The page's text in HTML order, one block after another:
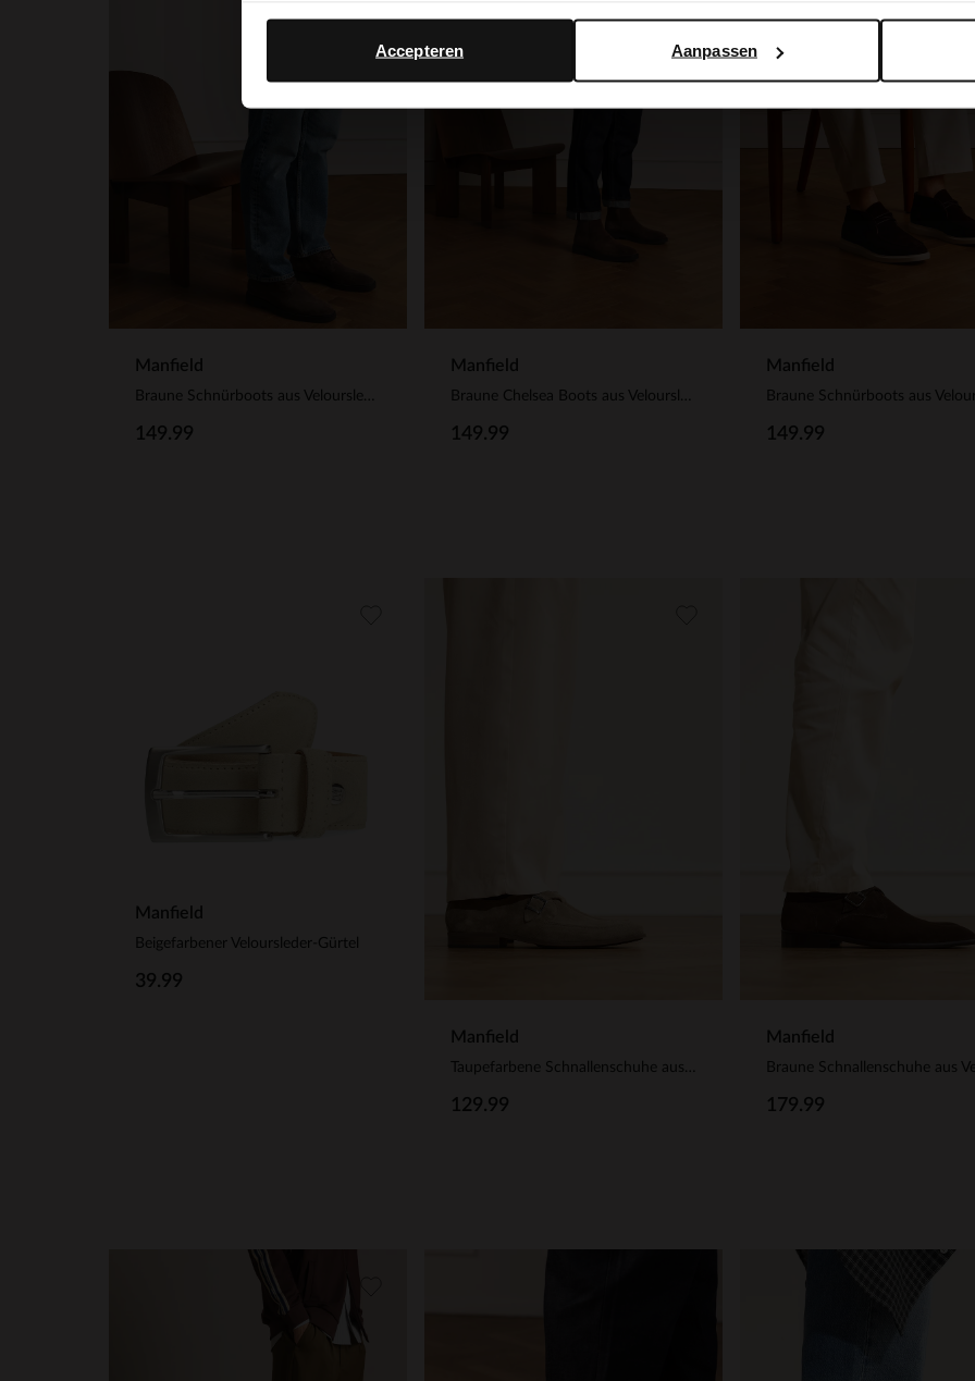
Aanpassen
Accepteren
Manfield
Braune Schnürboots aus Veloursleder
149.99
Manfield
Braune Chelsea Boots aus Veloursleder
149.99
Manfield
149.99
Manfield
Beigefarbener Veloursleder-Gürtel
39.99
Manfield
Taupefarbene Schnallenschuhe aus Veloursleder
129.99
Manfield
179.99